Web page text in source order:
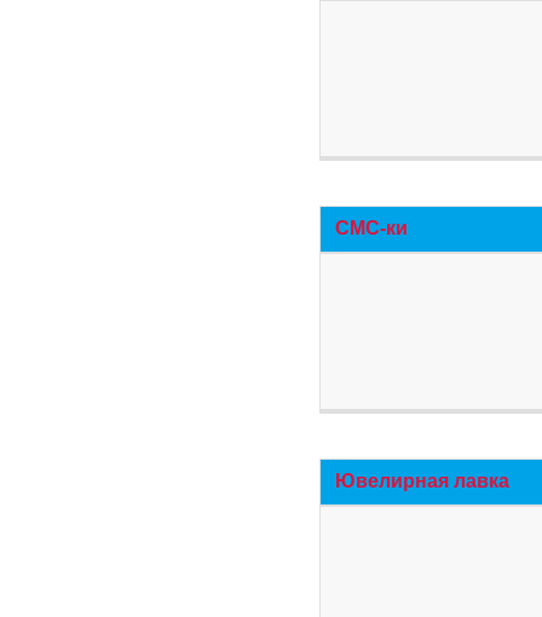
СМС-ки
Ювелирная лавка